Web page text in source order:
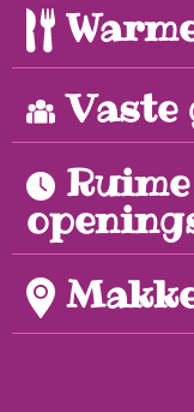
Vaste
Ruime